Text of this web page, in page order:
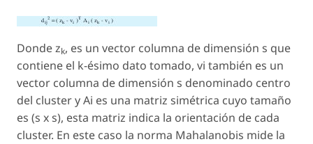
Donde zk, es un vector columna de dimensión s que
contiene el k-ésimo dato tomado, vi también es un
vector columna de dimensión s denominado centro
del cluster y Ai es una matriz simétrica cuyo tamaño
es (s x s), esta matriz indica la orientación de cada
cluster. En este caso la norma Mahalanobis mide la